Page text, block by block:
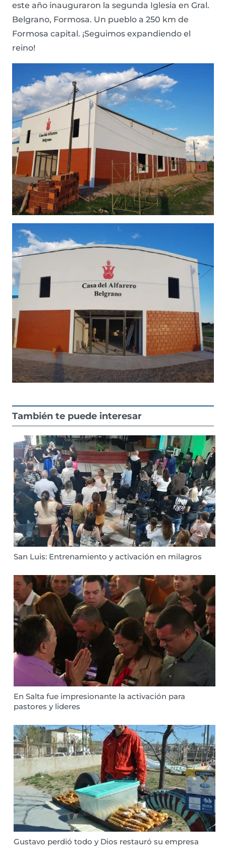
este año inauguraron la segunda Iglesia en Gral.
Belgrano, Formosa. Un pueblo a 250 km de
Formosa capital. ¡Seguimos expandiendo el
reino!
También te puede interesar
San Luis: Entrenamiento y activación en milagros
En Salta fue impresionante la activación para
pastores y lideres
Gustavo perdió todo y Dios restauró su empresa